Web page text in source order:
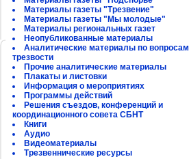
Материалы газеты "Трезвение"
Материалы газеты "Мы молодые"
Материалы региональных газет
Неопубликованные материалы
Аналитические материалы по вопросам
трезвости
Прочие аналитические материалы
Плакаты и листовки
Информация о мероприятиях
Программы действий
Решения съездов, конференций и
координационного совета СБНТ
Книги
Аудио
Видеоматериалы
Трезвеннические ресурсы